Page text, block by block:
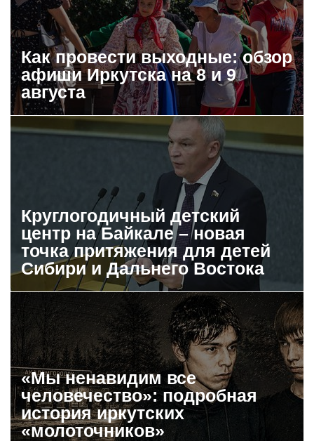
Как провести выходные: обзор
афиши Иркутска на 8 и 9
августа
Круглогодичный детский
центр на Байкале – новая
точка притяжения для детей
Сибири и Дальнего Востока
«Мы ненавидим все
человечество»: подробная
история иркутских
«молоточников»